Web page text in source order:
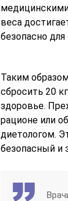
медицинскими
веса
безопасно
Таким
сбросить 20
здоровье.
рационе или
диетологом.
безопасный и